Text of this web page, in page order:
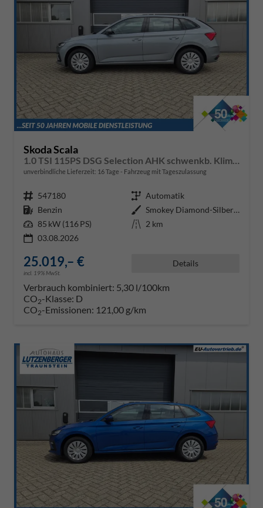
Skoda Scala
unverbindliche Lieferzeit: 16 Tage Fahrzeug mit Tageszulassung
Fahrzeugnr. 547180 Getriebe Automatik
Kraftstoff Benzin Außenfarbe
Smokey Diamond-Silber Metallic
Leistung 85 kW (116 PS) Kilometerstand 2 km
03.08.2026
25.019,– €
incl. 19% MwSt.
Details
Verbrauch kombiniert: 5,30 l/100km
CO2-Klasse: D
CO2-Emissionen: 121,00 g/km